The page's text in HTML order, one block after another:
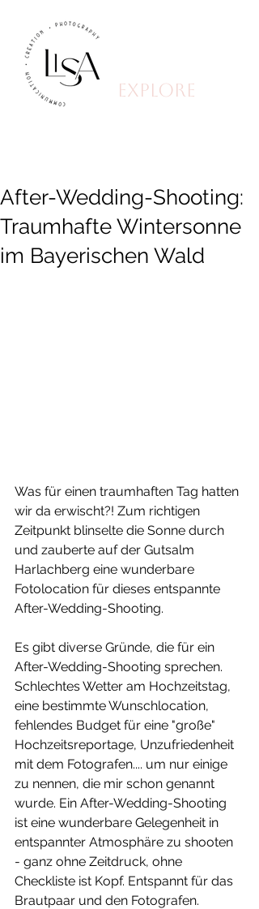
explore
After-Wedding-Shooting:
Traumhafte Wintersonne
im Bayerischen Wald
Was für einen traumhaften Tag hatten
wir da erwischt?! Zum richtigen
Zeitpunkt blinselte die Sonne durch
und zauberte auf der Gutsalm
Harlachberg eine wunderbare
Fotolocation für dieses entspannte
After-Wedding-Shooting.
Es gibt diverse Gründe, die für ein
After-Wedding-Shooting sprechen.
Schlechtes Wetter am Hochzeitstag,
eine bestimmte Wunschlocation,
fehlendes Budget für eine "große"
Hochzeitsreportage, Unzufriedenheit
mit dem Fotografen.... um nur einige
zu nennen, die mir schon genannt
wurde. Ein After-Wedding-Shooting
ist eine wunderbare Gelegenheit in
entspannter Atmosphäre zu shooten
- ganz ohne Zeitdruck, ohne
Checkliste ist Kopf. Entspannt für das
Brautpaar und den Fotografen.